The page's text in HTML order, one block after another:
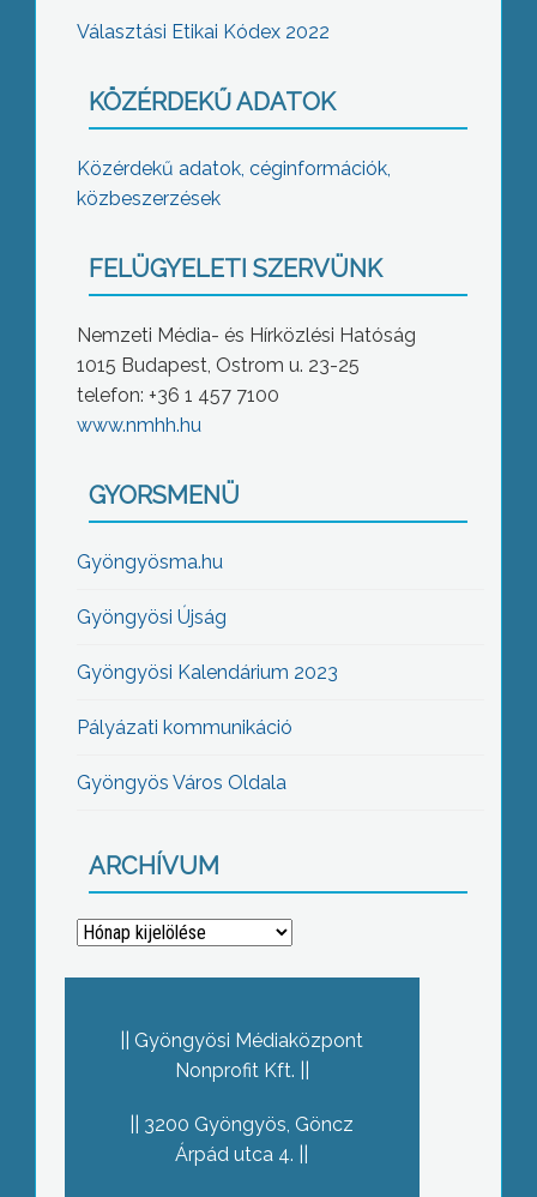
Választási Etikai Kódex 2022
KÖZÉRDEKŰ ADATOK
Közérdekű adatok, céginformációk,
közbeszerzések
FELÜGYELETI SZERVÜNK
Nemzeti Média- és Hírközlési Hatóság
1015 Budapest, Ostrom u. 23-25
telefon: +36 1 457 7100
www.nmhh.hu
GYORSMENÜ
Gyöngyösma.hu
Gyöngyösi Újság
Gyöngyösi Kalendárium 2023
Pályázati kommunikáció
Gyöngyös Város Oldala
ARCHÍVUM
Archívum
Gyöngyösi Médiaközpont
Nonprofit Kft.
3200 Gyöngyös, Göncz
Árpád utca 4.